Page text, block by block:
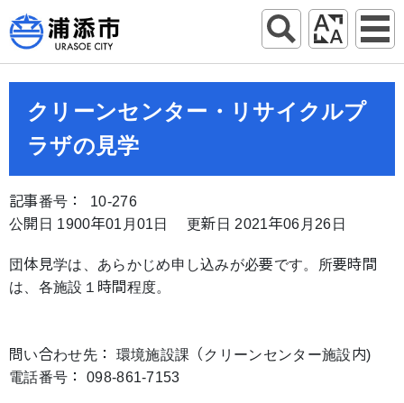
クリーンセンター・リサイクルプ
ラザの見学
記事番号： 10-276
公開日 1900年01月01日
更新日 2021年06月26日
団体見学は、あらかじめ申し込みが必要です。所要時間
は、各施設１時間程度。
問い合わせ先： 環境施設課（クリーンセンター施設内)
電話番号： 098-861-7153